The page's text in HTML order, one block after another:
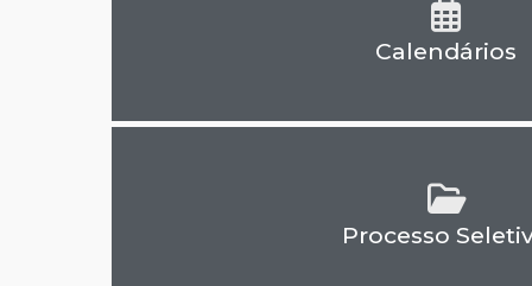
Calendários
Processo